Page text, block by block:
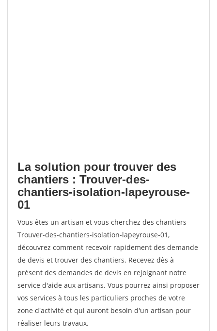
La solution pour trouver des
chantiers : Trouver-des-
chantiers-isolation-lapeyrouse-
01
Vous êtes un artisan et vous cherchez des chantiers
Trouver-des-chantiers-isolation-lapeyrouse-01,
découvrez comment recevoir rapidement des demande
de devis et trouver des chantiers. Recevez dès à
présent des demandes de devis en rejoignant notre
service d'aide aux artisans. Vous pourrez ainsi proposer
vos services à tous les particuliers proches de votre
zone d'activité et qui auront besoin d'un artisan pour
réaliser leurs travaux.